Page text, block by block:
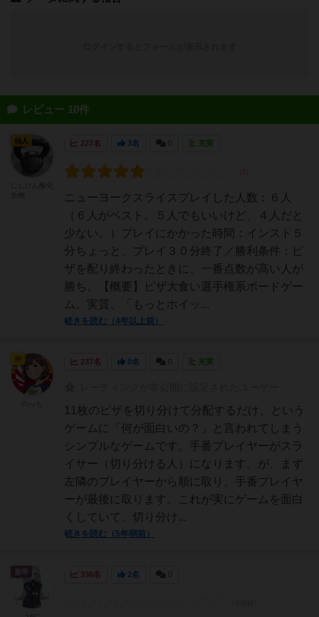
レビュー 10件
227名 3名 充実
ニューヨークスライスプレイした人数：６人
（６人がベスト。５人でもいいけど、４人だと
少ない。）プレイにかかった時間：インスト５
分ちょっと、プレイ３０分終了／勝利条件：ピ
ザを配り終わったときに、一番点数が高い人が
勝ち。【概要】ピザ大食い選手権系ボードゲー
ム。実質、「もっとホイッ...
続きを読む（4年以上前）
仙人
237名 0名 充実
11枚のピザを切り分けて分配するだけ、という
ゲームに「何が面白いの？」と言われてしまう
シンプルなゲームです。手番プレイヤーがスラ
イサー（切り分ける人）になります。が、まず
左隣のプレイヤーから順に取り、手番プレイヤ
ーが最後に取ります。これが実にゲームを面白
くしていて、切り分け...
続きを読む（5年弱前）
神
336名 2名